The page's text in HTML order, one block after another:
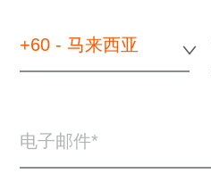
+60 - 马来西亚
电子邮件